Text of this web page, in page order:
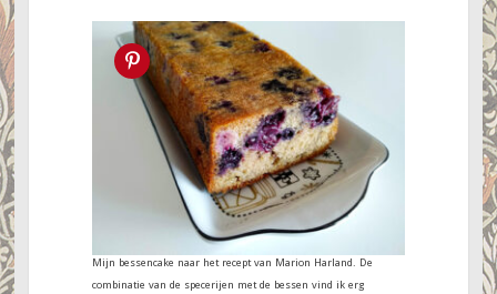
Pin this!
Mijn bessencake naar het recept van Marion Harland. De
combinatie van de specerijen met de bessen vind ik erg